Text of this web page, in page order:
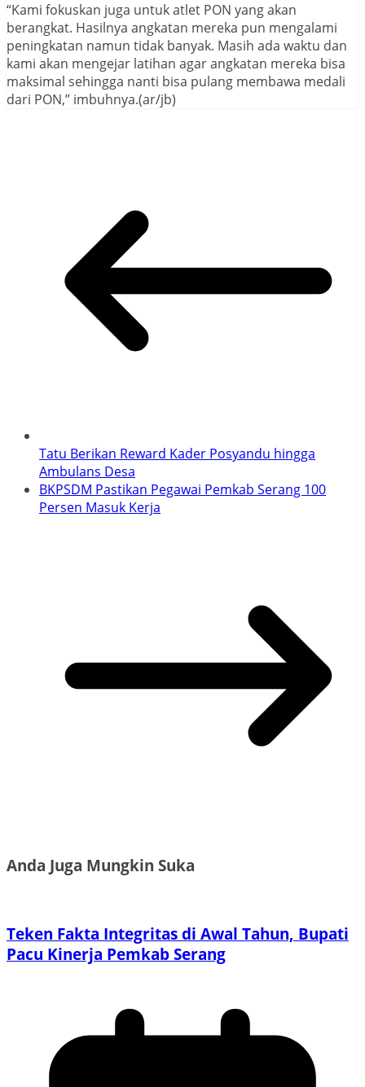
“Kami fokuskan juga untuk atlet PON yang akan
berangkat. Hasilnya angkatan mereka pun mengalami
peningkatan namun tidak banyak. Masih ada waktu dan
kami akan mengejar latihan agar angkatan mereka bisa
maksimal sehingga nanti bisa pulang membawa medali
dari PON,” imbuhnya.(ar/jb)
Tatu Berikan Reward Kader Posyandu hingga
Ambulans Desa
BKPSDM Pastikan Pegawai Pemkab Serang 100
Persen Masuk Kerja
Anda Juga Mungkin Suka
Teken Fakta Integritas di Awal Tahun, Bupati
Pacu Kinerja Pemkab Serang